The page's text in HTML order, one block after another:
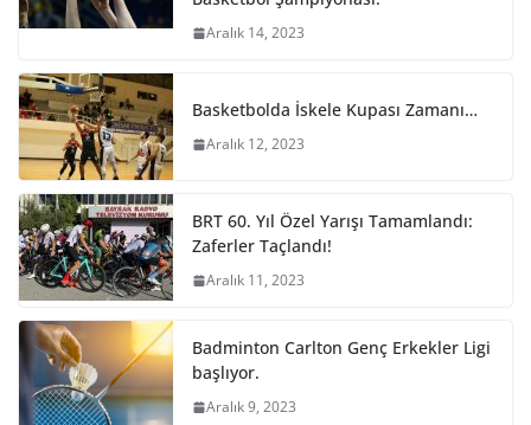
Aralık 14, 2023
Basketbolda İskele Kupası Zamanı…
Aralık 12, 2023
BRT 60. Yıl Özel Yarışı Tamamlandı:
Zaferler Taçlandı!
Aralık 11, 2023
Badminton Carlton Genç Erkekler Ligi
başlıyor.
Aralık 9, 2023